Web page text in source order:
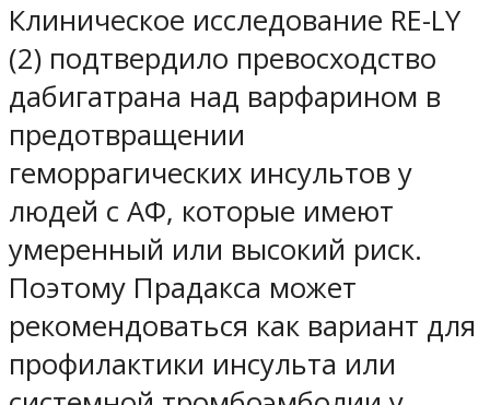
Клиническое исследование RE-LY
(2) подтвердило превосходство
дабигатрана над варфарином в
предотвращении
геморрагических инсультов у
людей с АФ, которые имеют
умеренный или высокий риск.
Поэтому Прадакса может
рекомендоваться как вариант для
профилактики инсульта или